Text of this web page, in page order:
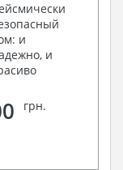
и
и
грн.